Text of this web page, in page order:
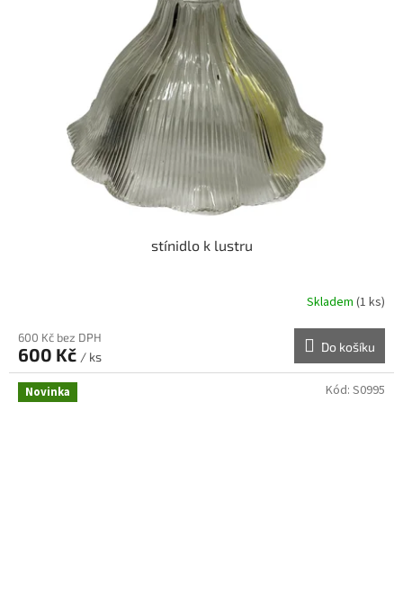
stínidlo k lustru
Skladem (1 ks)
600 Kč bez DPH
600 Kč / ks
Do košíku
Novinka Kód: S0995